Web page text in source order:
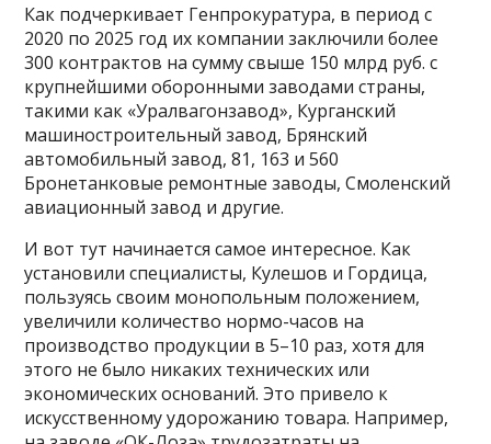
Как подчеркивает Генпрокуратура, в период с
2020 по 2025 год их компании заключили более
300 контрактов на сумму свыше 150 млрд руб. с
крупнейшими оборонными заводами страны,
такими как «Уралвагонзавод», Курганский
машиностроительный завод, Брянский
автомобильный завод, 81, 163 и 560
Бронетанковые ремонтные заводы, Смоленский
авиационный завод и другие.
И вот тут начинается самое интересное. Как
установили специалисты, Кулешов и Гордица,
пользуясь своим монопольным положением,
увеличили количество нормо-часов на
производство продукции в 5–10 раз, хотя для
этого не было никаких технических или
экономических оснований. Это привело к
искусственному удорожанию товара. Например,